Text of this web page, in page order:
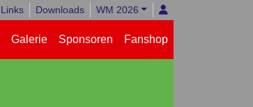
Links Downloads WM 2026
Galerie Sponsoren Fanshop